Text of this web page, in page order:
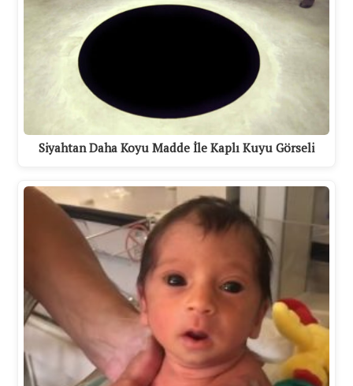
Siyahtan Daha Koyu Madde İle Kaplı Kuyu Görseli